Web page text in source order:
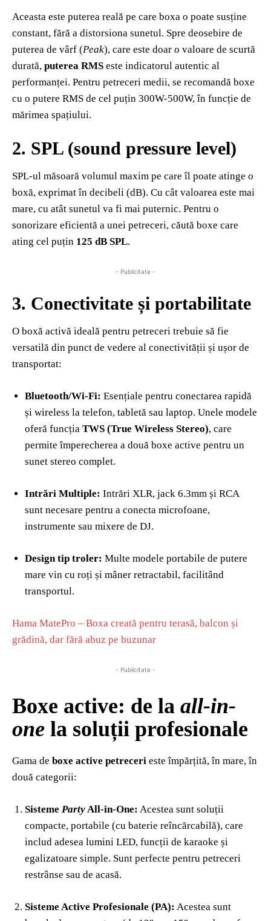
Aceasta este puterea reală pe care boxa o poate susține
constant, fără a distorsiona sunetul. Spre deosebire de
puterea de vârf (Peak), care este doar o valoare de scurtă
durată, puterea RMS este indicatorul autentic al
performanței. Pentru petreceri medii, se recomandă boxe
cu o putere RMS de cel puțin 300W-500W, în funcție de
mărimea spațiului.
2. SPL (sound pressure level)
SPL-ul măsoară volumul maxim pe care îl poate atinge o
boxă, exprimat în decibeli (dB). Cu cât valoarea este mai
mare, cu atât sunetul va fi mai puternic. Pentru o
sonorizare eficientă a unei petreceri, căută boxe care
ating cel puțin 125 dB SPL.
- Publicitate -
3. Conectivitate și portabilitate
O boxă activă ideală pentru petreceri trebuie să fie
versatilă din punct de vedere al conectivității și ușor de
transportat:
Bluetooth/Wi-Fi: Esențiale pentru conectarea rapidă
și wireless la telefon, tabletă sau laptop. Unele modele
oferă funcția TWS (True Wireless Stereo), care
permite împerecherea a două boxe active pentru un
sunet stereo complet.
Intrări Multiple: Intrări XLR, jack 6.3mm și RCA
sunt necesare pentru a conecta microfoane,
instrumente sau mixere de DJ.
Design tip troler: Multe modele portabile de putere
mare vin cu roți și mâner retractabil, facilitând
transportul.
Hama MatePro – Boxa creată pentru terasă, balcon și
grădină, dar fără abuz pe buzunar
- Publicitate -
Boxe active: de la all-in-
one la soluții profesionale
Gama de boxe active petreceri este împărțită, în mare, în
două categorii:
Sisteme PartyAll-in-One: Acestea sunt soluții
compacte, portabile (cu baterie reîncărcabilă), care
includ adesea lumini LED, funcții de karaoke și
egalizatoare simple. Sunt perfecte pentru petreceri
restrânse sau de acasă.
Sisteme Active Profesionale (PA): Acestea sunt